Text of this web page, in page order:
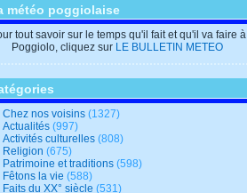
météo poggiolaise
tout savoir sur le temps qu'il fait et qu'il va faire à
Poggiolo, cliquez sur LE BULLETIN METEO
Chez nos voisins (1327)
Actualités (997)
Activités culturelles (808)
Religion (675)
Patrimoine et traditions (598)
Fêtons la vie (588)
Faits du XX° siècle (531)